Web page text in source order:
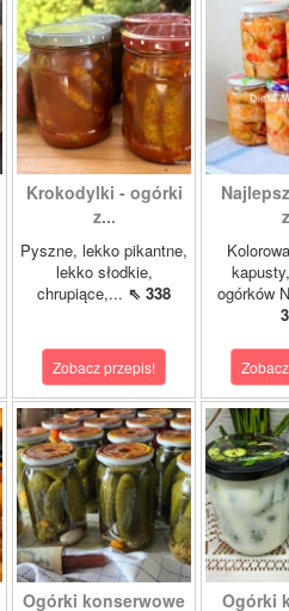
Krokodylki - ogórki
z...
Pyszne, lekko pikantne,
lekko słodkie,
chrupiące,... ⇖ 338
Zobacz przepis!
ogórków
Ogórki konserwowe Ogórki